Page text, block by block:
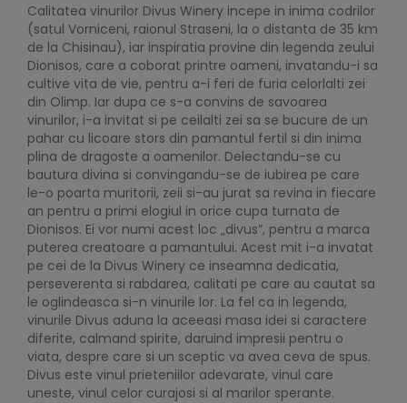
Calitatea vinurilor Divus Winery incepe in inima codrilor
(satul Vorniceni, raionul Straseni, la o distanta de 35 km
de la Chisinau), iar inspiratia provine din legenda zeului
Dionisos, care a coborat printre oameni, invatandu-i sa
cultive vita de vie, pentru a-i feri de furia celorlalti zei
din Olimp. Iar dupa ce s-a convins de savoarea
vinurilor, i-a invitat si pe ceilalti zei sa se bucure de un
pahar cu licoare stors din pamantul fertil si din inima
plina de dragoste a oamenilor. Delectandu-se cu
bautura divina si convingandu-se de iubirea pe care
le-o poarta muritorii, zeii si-au jurat sa revina in fiecare
an pentru a primi elogiul in orice cupa turnata de
Dionisos. Ei vor numi acest loc „divus”, pentru a marca
puterea creatoare a pamantului. Acest mit i-a invatat
pe cei de la Divus Winery ce inseamna dedicatia,
perseverenta si rabdarea, calitati pe care au cautat sa
le oglindeasca si-n vinurile lor. La fel ca in legenda,
vinurile Divus aduna la aceeasi masa idei si caractere
diferite, calmand spirite, daruind impresii pentru o
viata, despre care si un sceptic va avea ceva de spus.
Divus este vinul prieteniilor adevarate, vinul care
uneste, vinul celor curajosi si al marilor sperante.